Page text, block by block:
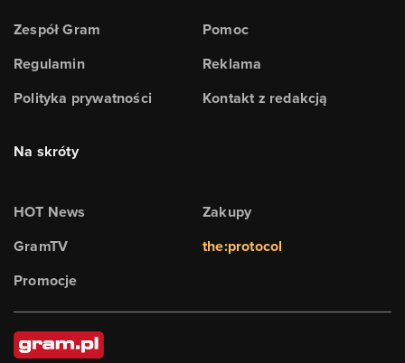
Zespół Gram
Regulamin
Polityka prywatności
Pomoc
Reklama
Kontakt z redakcją
Na skróty
HOT News
GramTV
Promocje
Zakupy
the:protocol